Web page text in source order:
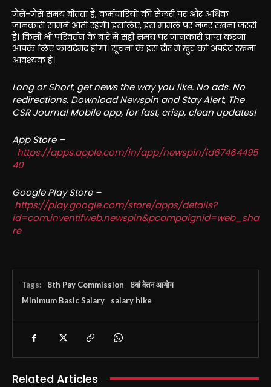
जैसे-जैसे समय बीतता है, कर्मचारियों की सैलरी पर और अधिक
जानकारी सामने आती रहेगी। इसलिए, इस मामले पर नजर रखना जरूरी
है। किसी भी परिवर्तन के बारे में सही समय पर जानकारी प्राप्त करना
आपके लिए फायदेमंद होगा। सूचना के इस दौर में खुद को अपडेट रखना
आवश्यक है।
Long or Short, get news the way you like. No ads. No
redirections. Download Newspin and Stay Alert, The
CSR Journal Mobile app, for fast, crisp, clean updates!
App Store –
https://apps.apple.com/in/app/newspin/id67464495
40
Google Play Store –
https://play.google.com/store/apps/details?
id=com.inventifweb.newspin&pcampaignid=web_sha
re
Tags: 8th Pay Commission
8वां वेतन आयोग
Minimum Basic Salary
salary hike
Related Articles